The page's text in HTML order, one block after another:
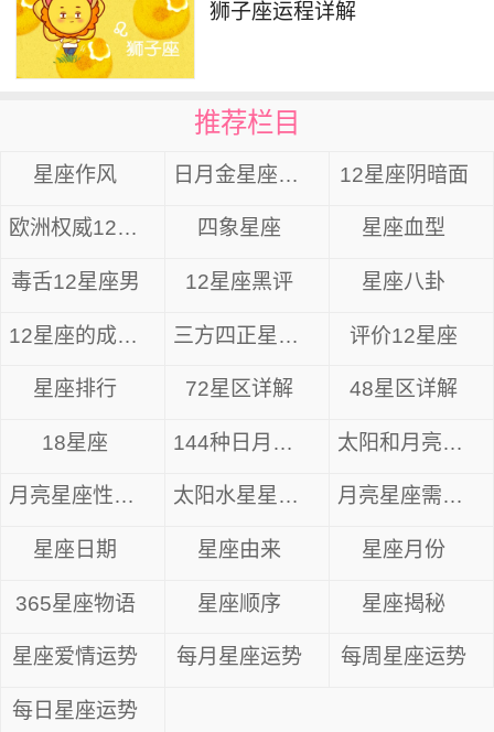
狮子座运程详解
推荐栏目
星座作风 日月金星座组合 12星座阴暗面
欧洲权威12星座分析 四象星座 星座血型
毒舌12星座男 12星座黑评 星座八卦
12星座的成长方式 三方四正星座分析 评价12星座
星座排行 72星区详解 48星区详解
18星座 144种日月星座 太阳和月亮星座
月亮星座性格解析 太阳水星星座组合 月亮星座需要什么
星座日期 星座由来 星座月份
365星座物语 星座顺序 星座揭秘
星座爱情运势 每月星座运势 每周星座运势
每日星座运势